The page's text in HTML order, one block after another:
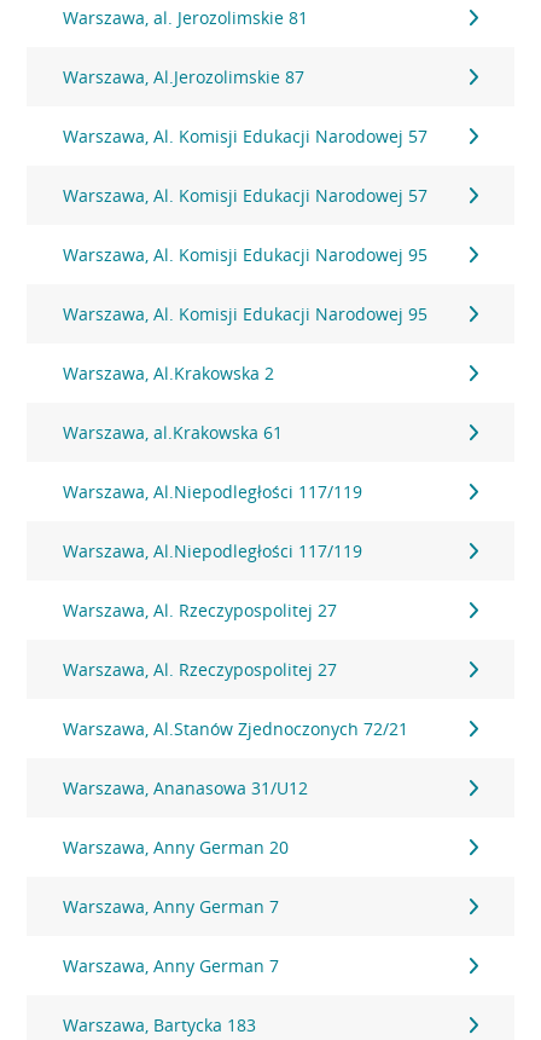
Warszawa, al. Jerozolimskie 81
Warszawa, Al.Jerozolimskie 87
Warszawa, Al. Komisji Edukacji Narodowej 57
Warszawa, Al. Komisji Edukacji Narodowej 57
Warszawa, Al. Komisji Edukacji Narodowej 95
Warszawa, Al. Komisji Edukacji Narodowej 95
Warszawa, Al.Krakowska 2
Warszawa, al.Krakowska 61
Warszawa, Al.Niepodległości 117/119
Warszawa, Al.Niepodległości 117/119
Warszawa, Al. Rzeczypospolitej 27
Warszawa, Al. Rzeczypospolitej 27
Warszawa, Al.Stanów Zjednoczonych 72/21
Warszawa, Ananasowa 31/U12
Warszawa, Anny German 20
Warszawa, Anny German 7
Warszawa, Anny German 7
Warszawa, Bartycka 183